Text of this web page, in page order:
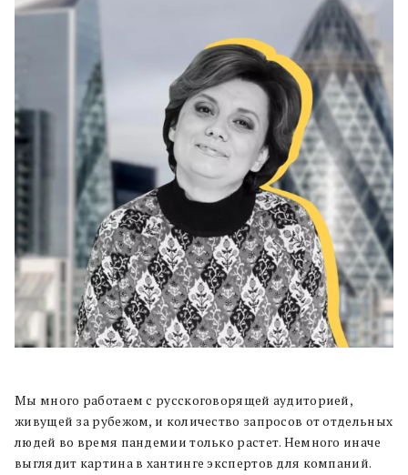
Мы много работаем с русскоговорящей аудиторией,
живущей за рубежом, и количество запросов от отдельных
людей во время пандемии только растет. Немного иначе
выглядит картина в хантинге экспертов для компаний.